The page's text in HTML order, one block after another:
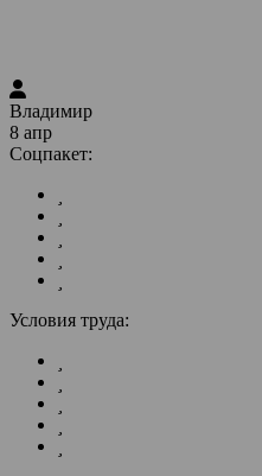
Владимир
8 апр
Соцпакет:
Условия труда: